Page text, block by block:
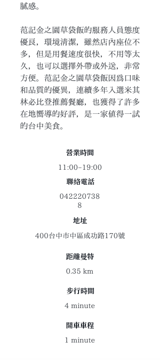
膩感。
范記金之園草袋飯的服務人員態度
優良，環境清潔，雖然店內座位不
多，但是用餐速度很快，不用等太
久，也可以選擇外帶或外送，非常
方便。范記金之園草袋飯因為口味
和品質的優異，連續多年入選米其
林必比登推薦餐廳，也獲得了許多
在地嚮導的好評，是一家值得一試
的台中美食。
​營業時間
11:00–19:00
聯絡電話
042220738
8
地址
400台中市中區成功路170號
距離曼特
0.35 km
​步行時間
4 minute
開車車程
1 minute